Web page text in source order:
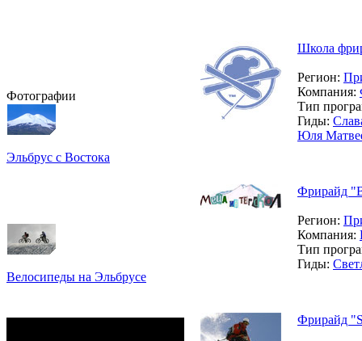
Фотографии
Эльбрус с Востока
Велосипеды на Эльбрусе
Школа
Регион:
Компания:
Тип
Гиды:
Юля
Фрирайд
Регион:
Компания:
Тип
Гиды:
Фрирайд